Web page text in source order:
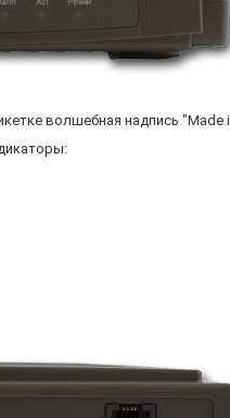
волшебная надпись "Made